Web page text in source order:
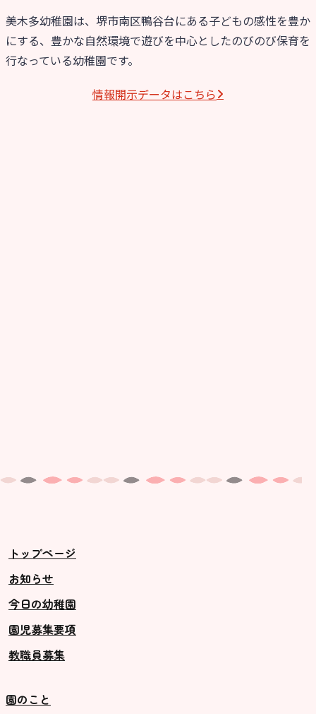
美木多幼稚園は、堺市南区鴨谷台にある子どもの感性を豊か
にする、豊かな自然環境で遊びを中心としたのびのび保育を
行なっている幼稚園です。
情報開⽰データはこちら
トップページ
お知らせ
今日の幼稚園
園児募集要項
教職員募集
園のこと
園児募集要項
教職員募集
園のこと
未就園児クラス
ス ]
2歳児ひとり登園［ゆず組 ]
グループ施設・
関係先リンク
学校法⼈諏訪森学園 諏訪森幼稚
園